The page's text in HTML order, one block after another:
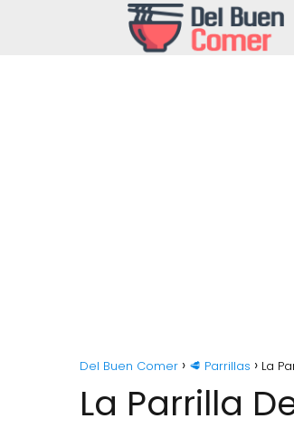
Del Buen Comer 🥩 Parrillas La
La Parrilla